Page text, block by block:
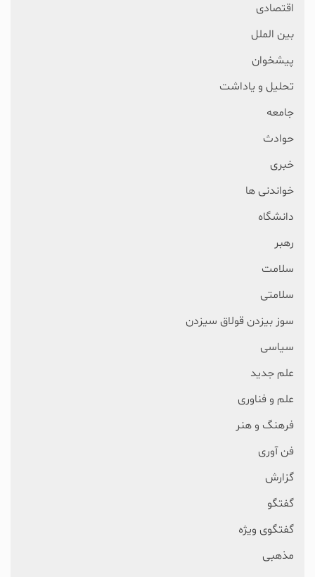
اقتصادی
بین الملل
پیشخوان
تحلیل و یاداشت
جامعه
حوادث
خبری
خواندنی ها
دانشگاه
رهبر
سلامت
سلامتی
سوز بیزدن قولاق سیزدن
سیاسی
علم جدید
علم و فناوری
فرهنگ و هنر
فن آوری
گزارش
گفتگو
گفتگوی ویژه
مذهبی